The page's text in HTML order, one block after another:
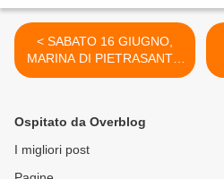
< SABATO 16 GIUGNO,
MARINA DI PIETRASANTA:
STUPENDE SPIAGGE, E'
DELLA VERSILIANA,
TANTO CARO A
D'ANNUNZIO
Ospitato da Overblog
I migliori post